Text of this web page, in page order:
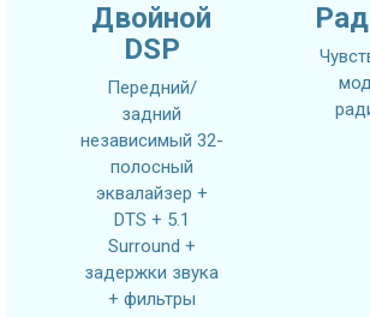
Двойной
DSP
Передний/
задний
независимый 32-
полосный
эквалайзер +
DTS + 5.1
Surround +
задержки звука
+ фильтры